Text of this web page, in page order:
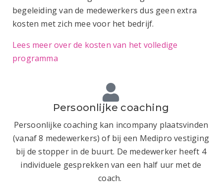
begeleiding van de medewerkers dus geen extra
kosten met zich mee voor het bedrijf.
Lees meer over de kosten van het volledige
programma
Persoonlijke coaching
Persoonlijke coaching kan incompany plaatsvinden
(vanaf 8 medewerkers) of bij een Medipro vestiging
bij de stopper in de buurt. De medewerker heeft 4
individuele gesprekken van een half uur met de
coach.